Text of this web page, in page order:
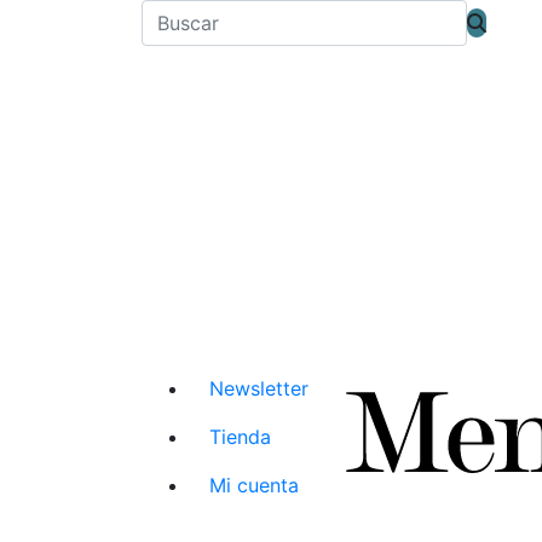
Newsletter
Tienda
Mi cuenta